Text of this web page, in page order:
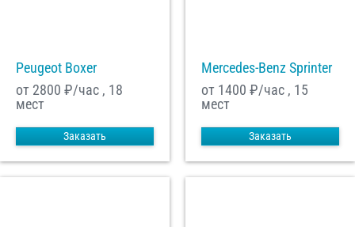
Peugeot Boxer
от 2800 ₽/час , 18
мест
Заказать
Mercedes-Benz Sprinter
от 1400 ₽/час , 15
мест
Заказать